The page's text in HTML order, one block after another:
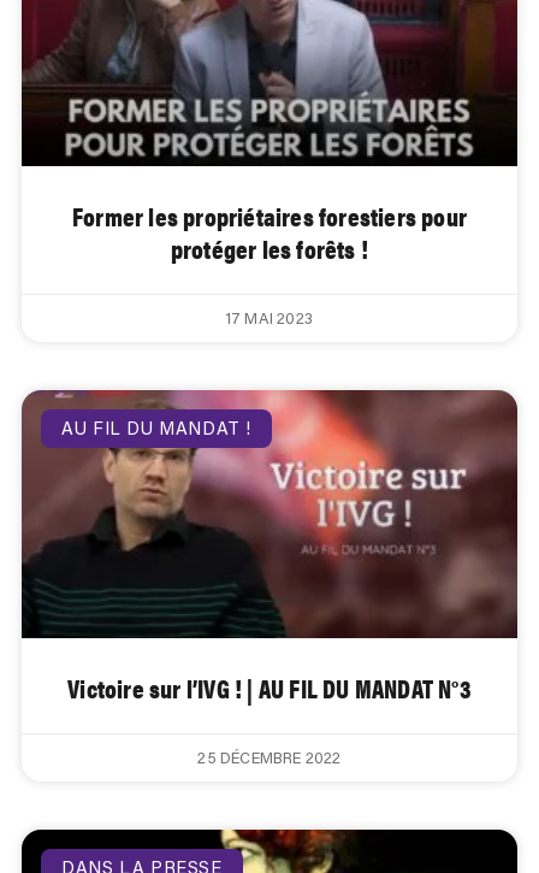
Former les propriétaires forestiers pour
protéger les forêts !
17 MAI 2023
AU FIL DU MANDAT !
Victoire sur l’IVG ! | AU FIL DU MANDAT N°3
25 DÉCEMBRE 2022
DANS LA PRESSE